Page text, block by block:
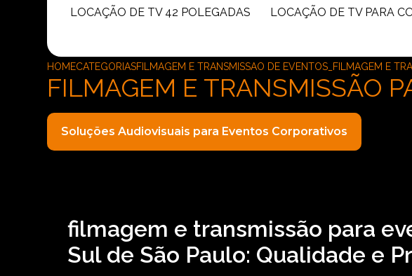
LOCAÇÃO DE TV 42 POLEGADAS
LOCAÇÃO DE TV PARA
HOMECATEGORIASFILMAGEM E TRANSMISSAO DE EVENTOS_FILMAGEM E
FILMAGEM E TRANSMISSÃO
Soluções Audiovisuais para Eventos Corporativos
filmagem e transmissão para
Sul de São Paulo: Qualidade e